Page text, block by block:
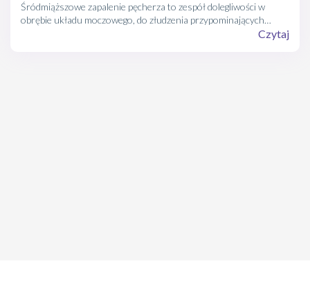
Śródmiąższowe zapalenie pęcherza to zespół dolegliwości w
obrębie układu moczowego, do złudzenia przypominających
zwykłą infekcję bakteryjną. Niespecyficzne symptomy orazCzytaj